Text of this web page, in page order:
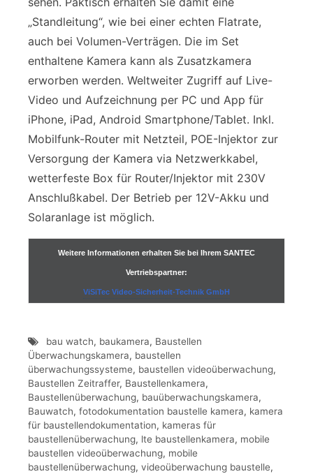
„Standleitung“, wie bei einer echten Flatrate,
auch bei Volumen-Verträgen. Die im Set
enthaltene Kamera kann als Zusatzkamera
erworben werden. Weltweiter Zugriff auf Live-
Video und Aufzeichnung per PC und App für
iPhone, iPad, Android Smartphone/Tablet. Inkl.
Mobilfunk-Router mit Netzteil, POE-Injektor zur
Versorgung der Kamera via Netzwerkkabel,
wetterfeste Box für Router/Injektor mit 230V
Anschlußkabel. Der Betrieb per 12V-Akku und
Solaranlage ist möglich.
Weitere Informationen erhalten Sie bei Ihrem SANTEC
Vertriebspartner:
ViSiTec Video-Sicherheit-Technik GmbH
bau watch, baukamera, Baustellen
Überwachungskamera, baustellen
überwachungssysteme, baustellen videoüberwachung,
Baustellen Zeitraffer, Baustellenkamera,
Baustellenüberwachung, bauüberwachungskamera,
Bauwatch, fotodokumentation baustelle kamera, kamera
für baustellendokumentation, kameras für
baustellenüberwachung, lte baustellenkamera, mobile
baustellen videoüberwachung, mobile
baustellenüberwachung, videoüberwachung baustelle,